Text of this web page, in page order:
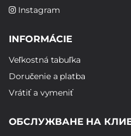
Instagram
INFORMÁCIE
Veľkostná tabuľka
Doručenie a platba
Vrátiť a vymeniť
ОБСЛУЖВАНЕ НА